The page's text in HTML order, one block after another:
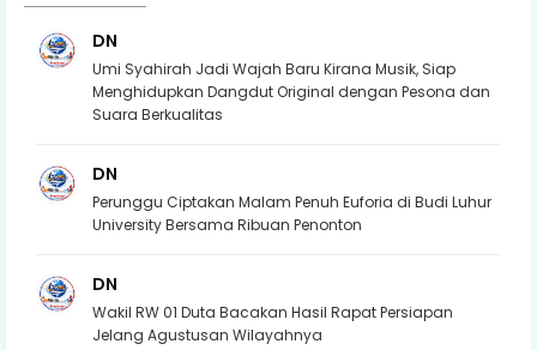
DN
Umi Syahirah Jadi Wajah Baru Kirana Musik, Siap
Menghidupkan Dangdut Original dengan Pesona dan
Suara Berkualitas
DN
Perunggu Ciptakan Malam Penuh Euforia di Budi Luhur
University Bersama Ribuan Penonton
DN
Wakil RW 01 Duta Bacakan Hasil Rapat Persiapan
Jelang Agustusan Wilayahnya